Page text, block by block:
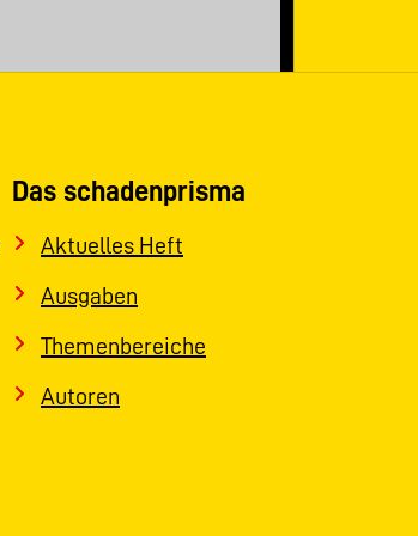
Das schadenprisma
Aktuelles Heft
Ausgaben
Themenbereiche
Autoren